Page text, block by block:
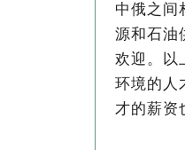
中俄之间
源和石油
欢迎。以
环境的人
才的薪资